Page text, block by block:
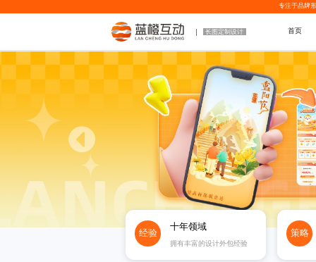
专注于品牌
长图定制设计 首页
经验
十年领域
拥有丰富的设计外包经验
策略